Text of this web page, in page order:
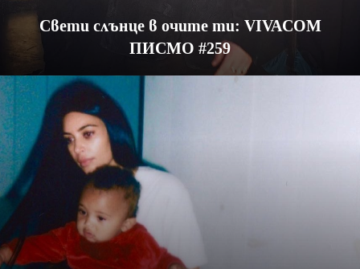
Свети слънце в очите ти: VIVACOM
ПИСМО #259